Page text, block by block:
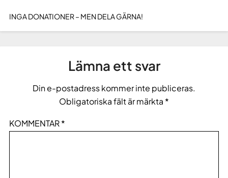
INGA DONATIONER – MEN DELA GÄRNA!
Lämna ett svar
Din e-postadress kommer inte publiceras.
Obligatoriska fält är märkta *
KOMMENTAR*